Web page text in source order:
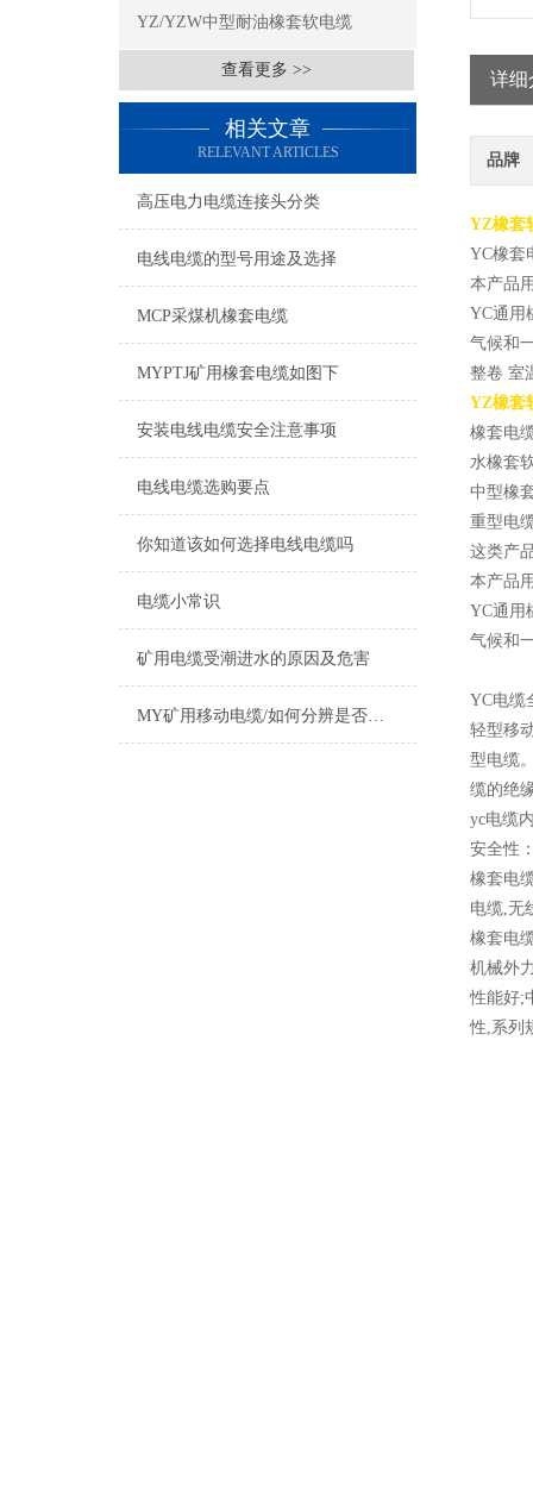
YZ/YZW中型耐油橡套软电缆
查看更多 >>
相关文章
RELEVANT ARTICLES
高压电力电缆连接头分类
电线电缆的型号用途及选择
MCP采煤机橡套电缆
MYPTJ矿用橡套电缆如图下
安装电线电缆安全注意事项
电线电缆选购要点
你知道该如何选择电线电缆吗
电缆小常识
矿用电缆受潮进水的原因及危害
MY矿用移动电缆/如何分辨是否国标标准
详细
品牌
YZ橡套
YC橡套
本产品
YC通用
气候和
整卷 室
YZ橡套
橡套电
水橡套
中型橡
重型电
这类产
本产品
YC通用
气候和
YC电缆
轻型移
型电缆
缆的绝
yc电缆
安全性
橡套电
电缆,无
橡套电
机械外
性能好;
性,系列